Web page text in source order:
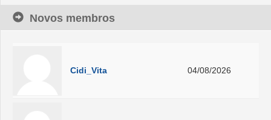
Novos membros
Cidi_Vita 04/08/2026